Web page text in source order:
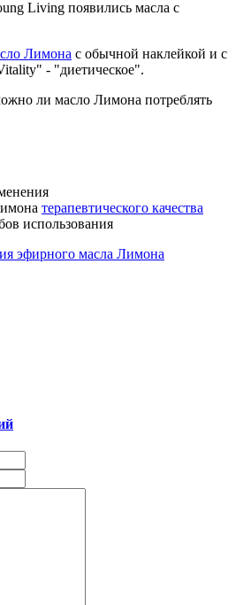
Лимона с обычной наклейкой и с
- "диетическое".
ли масло Лимона потреблять
терапевтического качества
использования
эфирного масла Лимона